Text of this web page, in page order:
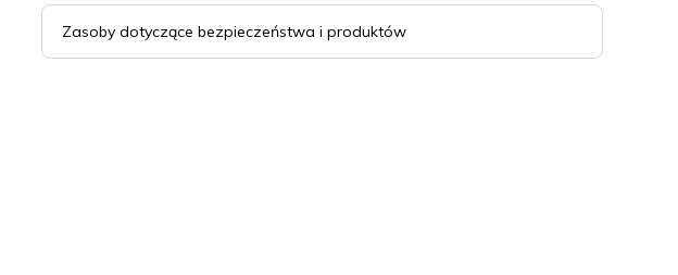
Zasoby dotyczące bezpieczeństwa i produktów